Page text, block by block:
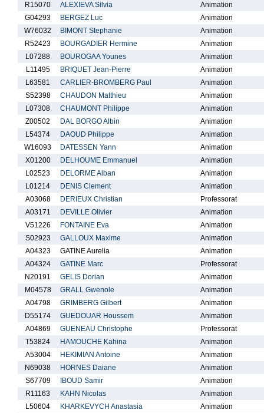
R15070
ALEXIEVA Silvia
Animation
G04293
BERGEZ Luc
Animation
W76032
BIMONT Stephanie
Animation
R52423
BOURGADIER Hermine
Animation
L07288
BOUROGAA Younes
Animation
L11495
BRIQUET Jean-Pierre
Animation
L63581
CARLIER-BROMBERG Paul
Animation
S52398
CHAUDON Matthieu
Animation
L07308
CHAUMONT Philippe
Animation
Z00502
DAL BORGO Albin
Animation
L54374
DAOUD Philippe
Animation
W16093
DATESSEN Yann
Animation
X01200
DELHOUME Emmanuel
Animation
L02523
DELORME Alban
Animation
L01214
DENIS Clement
Animation
A03068
DERIEUX Christian
Professorat
A03171
DEVILLE Olivier
Animation
V51226
FONTAINE Eva
Animation
S02923
GALLOUX Maxime
Animation
A04323
GATINE Aurelia
Animation
A04324
GATINE Marc
Professorat
N20191
GELIS Dorian
Animation
M04578
GRALL Gwenole
Animation
A04798
GRIMBERG Gilbert
Animation
D55174
GUEDOUAR Houssem
Animation
A04869
GUENEAU Christophe
Professorat
T53824
HAMOUCHE Kahina
Animation
A53004
HEKIMIAN Antoine
Animation
N69038
HORNES Daiane
Animation
S67709
IBOUD Samir
Animation
R11163
KAHN Nicolas
Animation
L50604
KHARKEVYCH Anastasia
Animation